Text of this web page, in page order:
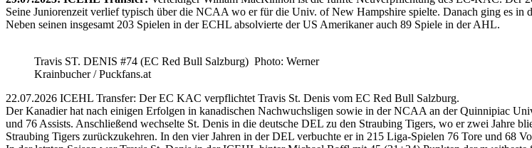
Seine Juniorenzeit verlief typisch über die NCAA wo er für die Univ. of New Hampshire spielte. Danach ging es in
Neben seinen insgesamt 203 Spielen in der ECHL absolvierte der US Amerikaner auch 89 Spiele in der AHL.
Travis ST. DENIS #74 (EC Red Bull Salzburg) Photo: Werner
Krainbucher / Puckfans.at
22.07.2026 ICEHL Transfer: Der EC KAC verpflichtet Travis St. Denis vom EC Red Bull Salzburg.
Der Kanadier hat nach einigen Erfolgen in kanadischen Nachwuchsligen sowie in der NCAA an der Quinnipiac
und 76 Assists. Anschließend wechselte St. Denis in die deutsche DEL zu den Straubing Tigers, wo er zwei Jahre
Straubing Tigers zurückzukehren. In den vier Jahren in der DEL verbuchte er in 215 Liga-Spielen 76 Tore und 68